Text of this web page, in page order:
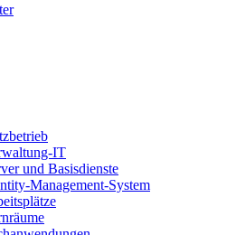
IT
und Basisdienste
Management-System